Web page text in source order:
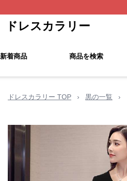
ドレスカラリー
新着商品 商品を検索
ドレスカラリー TOP › 黒の一覧 ›